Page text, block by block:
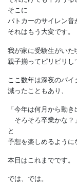
異なる家族がいる場
・寝室は音が伝わり
配置にする
・床や階段にクッシ
マットを敷く
などの対策を検討し
毎年暖かくなると、
夜中にバイクの走
それだけでも十分う
パトカーのサイレン
それはもう大変です